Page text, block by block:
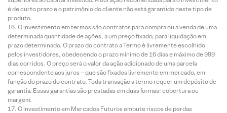
é de curto prazo e o patrimônio do cliente não está garantido neste tipo de
produto.
O investimento em termos são contratos para compra ou a venda de uma
determinada quantidade de ações, a um preço fixado, para liquidação em
prazo determinado. O prazo do contrato a Termo é livremente escolhido
pelos investidores, obedecendo o prazo mínimo de 16 dias e máximo de 999
dias corridos. O preço será o valor da ação adicionado de uma parcela
correspondente aos juros – que são fixados livremente em mercado, em
função do prazo do contrato. Toda transação a termo requer um depósito de
garantia. Essas garantias são prestadas em duas formas: cobertura ou
margem.
O investimento em Mercados Futuros embute riscos de perdas